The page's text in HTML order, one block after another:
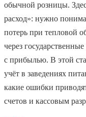
обычной розницы.
расход»: нужно
потерь при тепловой
через
с прибылью. В этой
учёт в заведениях
какие ошибки
счетов и кассовым